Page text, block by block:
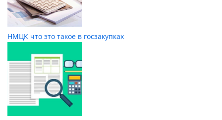
НМЦК что это такое в госзакупках